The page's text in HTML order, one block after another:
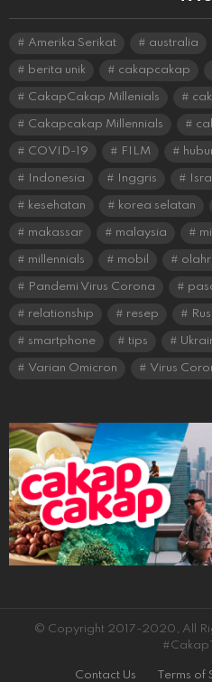
Amerika Serikat australia
berita unik cakapcakap
CakapCakap Millenials
Cakapcakap Millennials
COVID-19 FILM
Indonesia Inggris
kesehatan korea selatan
makassar malaysia
millennials mobil
Pandemi Virus Corona
relationship resep
smartphone tips
Varian Omicron Virus
© Copyright 2017-2020, All
Contact Us Terms of